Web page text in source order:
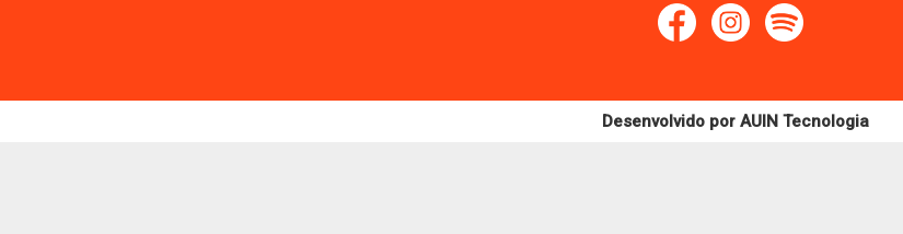
Desenvolvido por AUIN Tecnologia